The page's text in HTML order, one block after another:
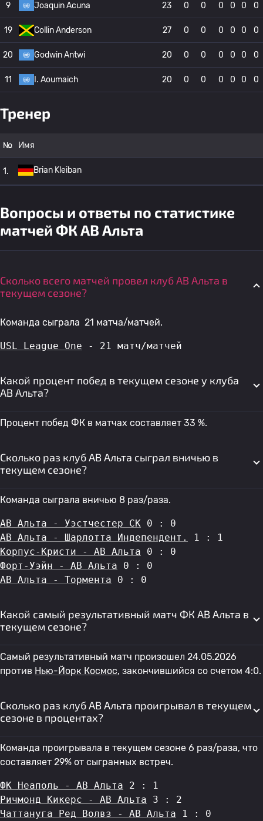
9 Joaquin Acuna 23 0 0 0 0 0 0
19 Collin Anderson 27 0 0 0 0 0 0
20 Godwin Antwi 20 0 0 0 0 0 0
11 I. Aoumaich 20 0 0 0 0 0 0
Тренер
№ Имя
1. Brian Kleiban
Вопросы и ответы по статистике
матчей ФК АВ Альта
Сколько всего матчей провел клуб АВ Альта в
текущем сезоне?
Команда сыграла 21 матча/матчей.
USL League One - 21 матч/матчей
Какой процент побед в текущем сезоне у клуба
АВ Альта?
Процент побед ФК в матчах составляет 33 %.
Сколько раз клуб АВ Альта сыграл вничью в
текущем сезоне?
Команда сыграла вничью 8 раз/раза.
АВ Альта - Уэстчестер СК 0 : 0
АВ Альта - Шарлотта Индепендент.
1 : 1
Корпус-Кристи - АВ Альта 0 : 0
Форт-Уэйн - АВ Альта 0 : 0
АВ Альта - Тормента 0 : 0
Какой самый результативный матч ФК АВ Альта в
текущем сезоне?
Самый результативный матч произошел 24.05.2026
против Нью-Йорк Космос, закончившийся со счетом 4:0.
Сколько раз клуб АВ Альта проигрывал в текущем
сезоне в процентах?
Команда проигрывала в текущем сезоне 6 раз/раза, что
составляет 29% от сыгранных встреч.
ФК Неаполь - АВ Альта 2 : 1
Ричмонд Кикерс - АВ Альта 3 : 2
Чаттануга Ред Волвз - АВ Альта 1 : 0